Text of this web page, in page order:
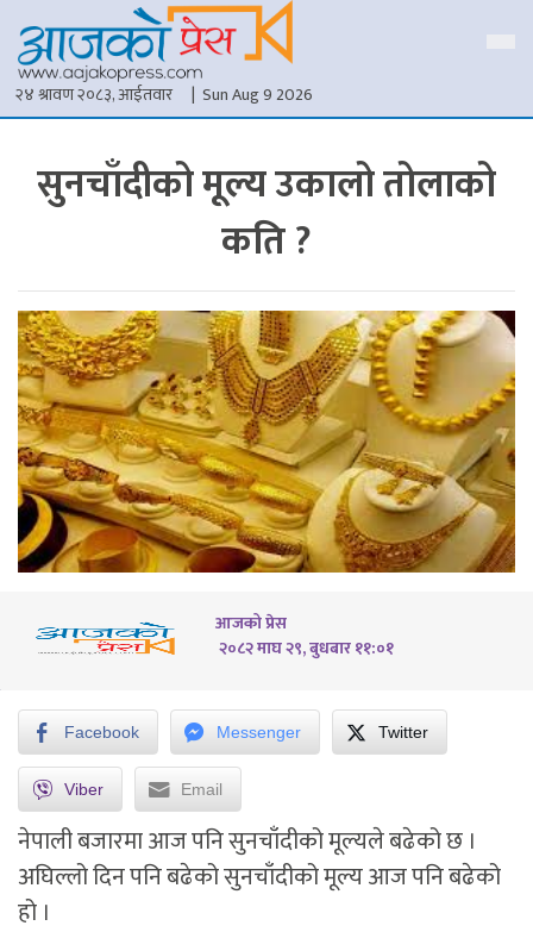
२४ श्रावण २०८३, आईतवार | Sun Aug 9 2026
सुनचाँदीको मूल्य उकालो तोलाको
कति ?
आजको प्रेस
२०८२ माघ २९, बुधबार ११:०१
Facebook Messenger Twitter
Viber Email
नेपाली बजारमा आज पनि सुनचाँदीको मूल्यले बढेको छ ।
अघिल्लो दिन पनि बढेको सुनचाँदीको मूल्य आज पनि बढेको
हो ।